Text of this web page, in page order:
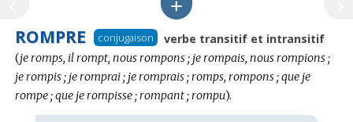
ROMPRE conjugaison verbe transitif et intransitif
:
(je romps, il rompt, nous rompons ; je rompais, nous rompions ;
je rompis ; je romprai ; je romprais ; romps, rompons ; que je
rompe ; que je rompisse ; rompant ; rompu).